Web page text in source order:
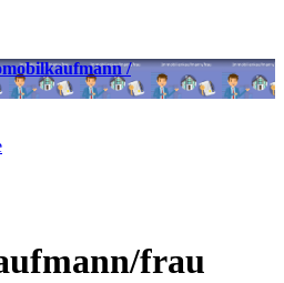
/
frau